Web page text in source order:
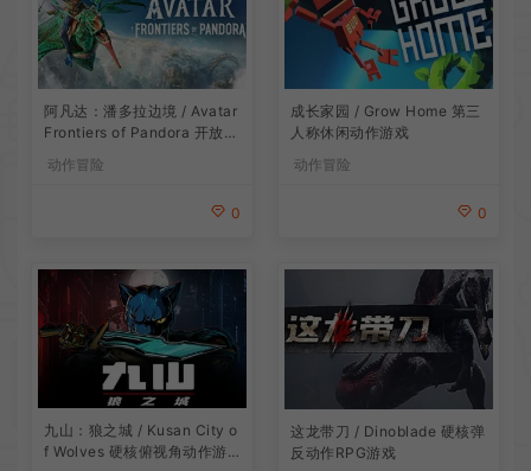
阿凡达：潘多拉边境 / Avatar
Frontiers of Pandora 开放世
动作冒险
0
成长家园 / Grow Home 第三
人称休闲动作游戏
动作冒险
0
九山：狼之城 / Kusan City o
f Wolves 硬核俯视角动作游
这龙带刀 / Dinoblade 硬核弹
反动作RPG游戏